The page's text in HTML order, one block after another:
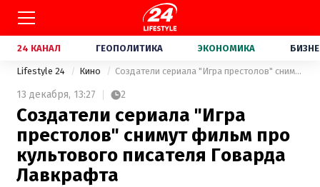
24 КАНАЛ ГЕОПОЛИТИКА ЭКОНОМИКА
Lifestyle 24 Кино Создатели сериала "Игра престолов" снимут фильм про культового писателя Говарда Лавкрафта
13 декабря, 13:27 2
Создатели сериала "Игра
престолов" снимут фильм про
культового писателя Говарда
Лавкрафта